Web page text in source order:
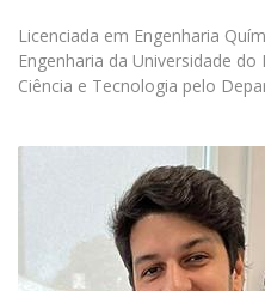
Licenciada em Engenharia
Engenharia da Universidade
Ciência e Tecnologia pelo